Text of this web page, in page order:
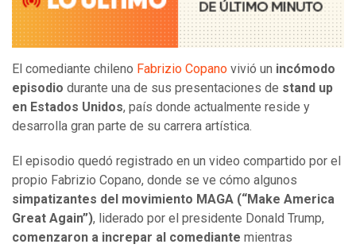
El comediante chileno Fabrizio Copano vivió un incómodo
episodio durante una de sus presentaciones de stand up
en Estados Unidos, país donde actualmente reside y
desarrolla gran parte de su carrera artística.
El episodio quedó registrado en un video compartido por el
propio Fabrizio Copano, donde se ve cómo algunos
simpatizantes del movimiento MAGA (“Make America
Great Again”), liderado por el presidente Donald Trump,
comenzaron a increpar al comediante mientras